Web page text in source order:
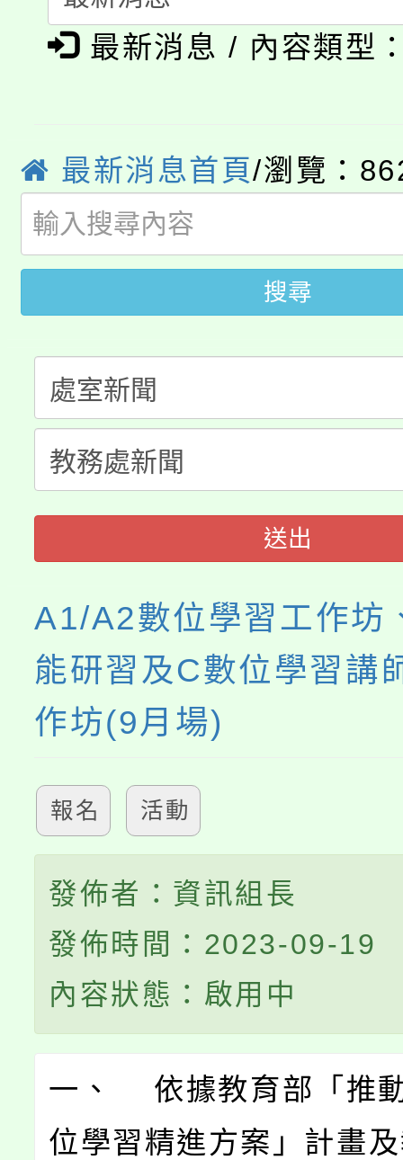
博覽會」之「藝術教育
「2026金融保險知識
車」活動
桃園市115學年度學生
代理(課)教師甄選結果(
公告本校115學年度第
代理(課)教師甄選結果(
轉知中國文化大學推廣
《TA101》溝通分析基
程，歡迎學生輔導中心
心理、諮商輔導、社會
系所師生報名參加。
轉知苗栗縣政府辦理
縣市「校園短影音徵
門員」簡章及活動海報
踴躍報名參加。
桃園市115學年度學生
展演活動實施計畫」
115年度「教育部表揚
義教育推展貢獻獎」
「2026 ART TAIPEI臺
博覽會」之「藝術教育
最新消息 / 內容類型
最新消息首頁/瀏覽：
搜尋
送出
A1/A2數位學習工作坊
能研習及C數位學習講
作坊(9月場)
報名 活動
發佈者：資訊組長
發佈時間：2023-09-19
內容狀態：啟用中
一、 依據教育部「推
位學習精進方案」計畫